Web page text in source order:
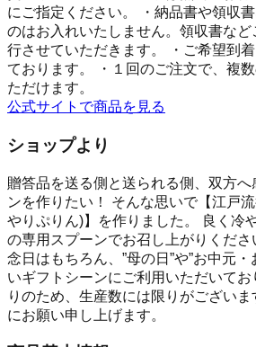
にご指定ください。 ・納品書や領収
のはお入れいたしません。領収書な
行させていただきます。 ・ご希望到
ております。 ・１回のご注文で、複
ただけます。
公式サイトで商品を見る
ショップより
贈答品を送る側と送られる側、双方へ
ンを作りたい！ そんな思いで【江戸
やりぷりん)】を作りました。 良く冷
の専用スプーンでお召し上がりくださ
念日はもちろん、”母の日”や”お中元
いギフトシーンにご利用いただいて
りのため、生産数には限りがござい
にお願い申し上げます。